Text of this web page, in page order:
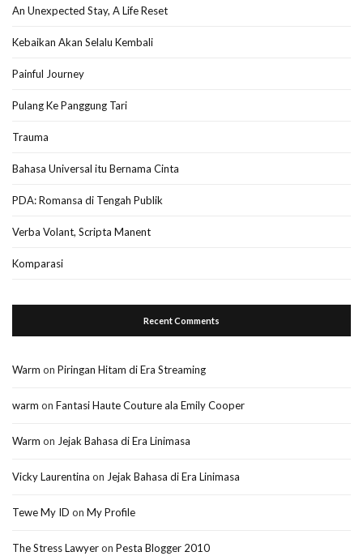
An Unexpected Stay, A Life Reset
Kebaikan Akan Selalu Kembali
Painful Journey
Pulang Ke Panggung Tari
Trauma
Bahasa Universal itu Bernama Cinta
PDA: Romansa di Tengah Publik
Verba Volant, Scripta Manent
Komparasi
Recent Comments
Warm on Piringan Hitam di Era Streaming
warm on Fantasi Haute Couture ala Emily Cooper
Warm on Jejak Bahasa di Era Linimasa
Vicky Laurentina on Jejak Bahasa di Era Linimasa
Tewe My ID on My Profile
The Stress Lawyeron Pesta Blogger 2010